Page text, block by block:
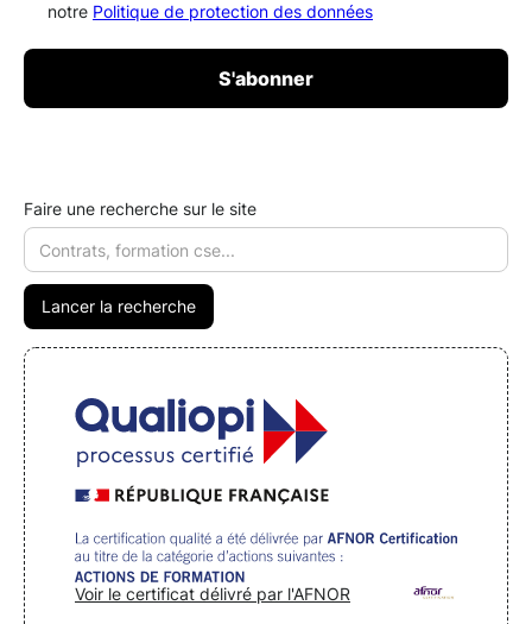
notre Politique de protection des données
Faire une recherche sur le site
Voir le certificat délivré par l'AFNOR